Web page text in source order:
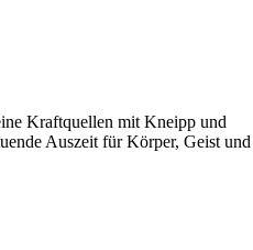
Kraftquellen mit Kneipp und
Auszeit für Körper, Geist und